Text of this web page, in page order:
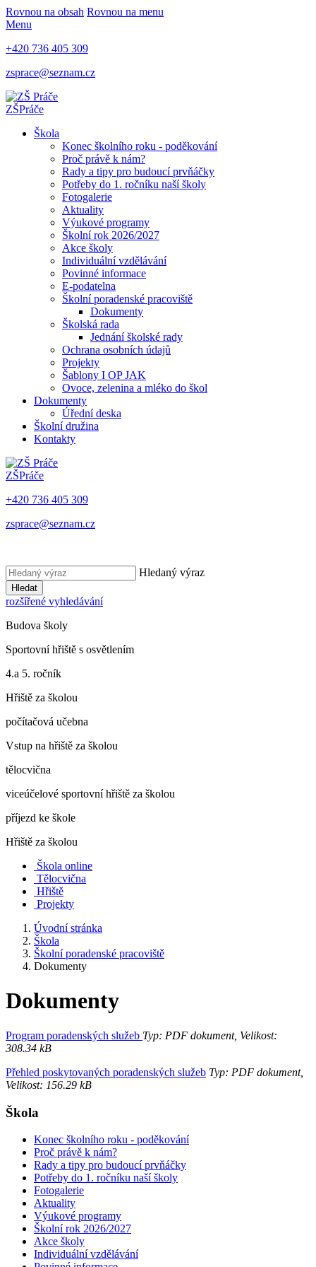
Rovnou na obsah Rovnou na menu
Menu
+420 736 405 309
zsprace@seznam.cz
ZŠPráče
Škola
Konec školního roku - poděkování
Proč právě k nám?
Rady a tipy pro budoucí prvňáčky
Potřeby do 1. ročníku naší školy
Fotogalerie
Aktuality
Výukové programy
Školní rok 2026/2027
Akce školy
Individuální vzdělávání
Povinné informace
E-podatelna
Školní poradenské pracoviště
Dokumenty
Školská rada
Jednání školské rady
Ochrana osobních údajů
Projekty
Šablony I OP JAK
Ovoce, zelenina a mléko do škol
Dokumenty
Úřední deska
Školní družina
Kontakty
ZŠPráče
+420 736 405 309
zsprace@seznam.cz
Hledaný výraz
Hledat
rozšířené vyhledávání
Budova školy
Sportovní hřiště s osvětlením
4.a 5. ročník
Hřiště za školou
počítačová učebna
Vstup na hřiště za školou
tělocvična
viceúčelové sportovní hřiště za školou
příjezd ke škole
Hřiště za školou
Škola online
Tělocvična
Hřiště
Projekty
Úvodní stránka
Škola
Školní poradenské pracoviště
Dokumenty
Dokumenty
Program poradenských služeb Typ: PDF dokument, Velikost:
308.34 kB
Přehled poskytovaných poradenských služeb Typ: PDF dokument,
Velikost: 156.29 kB
Škola
Konec školního roku - poděkování
Proč právě k nám?
Rady a tipy pro budoucí prvňáčky
Potřeby do 1. ročníku naší školy
Fotogalerie
Aktuality
Výukové programy
Školní rok 2026/2027
Akce školy
Individuální vzdělávání